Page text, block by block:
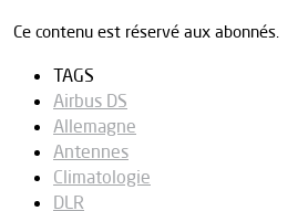
Ce contenu est réservé aux abonnés.
TAGS
Airbus DS
Allemagne
Antennes
Climatologie
DLR